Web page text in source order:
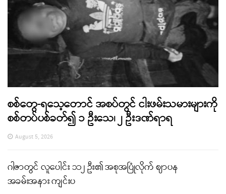
စစ်တွေ-ရသေ့တောင် အစပ်တွင် ငါးဖမ်းသမားများကို
စစ်တပ်ပစ်ခတ်၍ ၁ ဦးသေ၊ ၂ ဦးဒဏ်ရာရ
August 5, 2026
ဂါဇာတွင် လူပေါင်း ၁၁၂ ဦး၏ အစုအပြုံလိုက် ဈာပန
အခမ်းအနား ကျင်းပ